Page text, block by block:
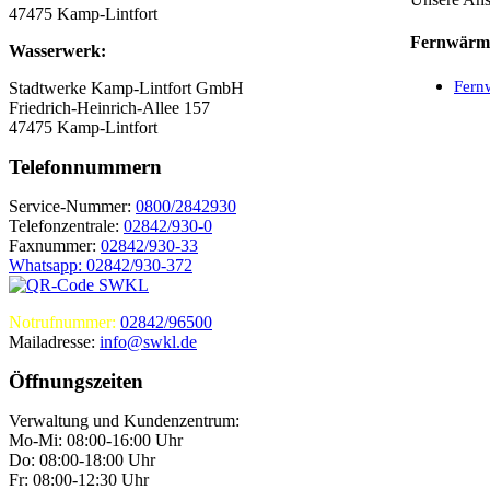
47475 Kamp-Lintfort
Wasserwerk:
Stadtwerke Kamp-Lintfort GmbH
Friedrich-Heinrich-Allee 157
47475 Kamp-Lintfort
Telefonnummern
Service-Nummer: 0800/2842930
Telefonzentrale: 02842/930-0
Faxnummer: 02842/930-33
Whatsapp: 02842/930-372
Notrufnummer: 02842/96500
Mailadresse: info@swkl.de
Öffnungszeiten
Verwaltung und Kundenzentrum:
Mo-Mi: 08:00-16:00 Uhr
Do: 08:00-18:00 Uhr
Fr: 08:00-12:30 Uhr